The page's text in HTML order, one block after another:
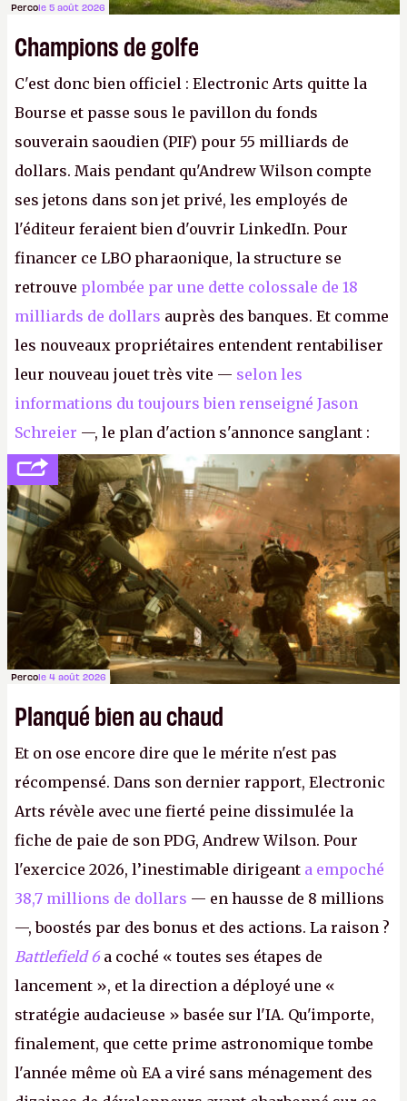
Percole 5 août 2026
Champions de golfe
C'est donc bien officiel : Electronic Arts quitte la
Bourse et passe sous le pavillon du fonds
souverain saoudien (PIF) pour 55 milliards de
dollars. Mais pendant qu'Andrew Wilson compte
ses jetons dans son jet privé, les employés de
l'éditeur feraient bien d'ouvrir LinkedIn. Pour
financer ce LBO pharaonique, la structure se
retrouve plombée par une dette colossale de 18
milliards de dollars auprès des banques. Et comme
les nouveaux propriétaires entendent rentabiliser
leur nouveau jouet très vite — selon les
informations du toujours bien renseigné Jason
Schreier —, le plan d'action s'annonce sanglant :
réductions de coûts drastiques, fermetures de
studios et licenciements massifs. En gros, essorer
FCetBattlefield, puis virer le reste.P.
Percole 4 août 2026
Planqué bien au chaud
Et on ose encore dire que le mérite n'est pas
récompensé. Dans son dernier rapport, Electronic
Arts révèle avec une fierté peine dissimulée la
fiche de paie de son PDG, Andrew Wilson. Pour
l'exercice 2026, l’inestimable dirigeant a empoché
38,7 millions de dollars — en hausse de 8 millions
—, boostés par des bonus et des actions. La raison ?
Battlefield 6 a coché « toutes ses étapes de
lancement », et la direction a déployé une «
stratégie audacieuse » basée sur l'IA. Qu'importe,
finalement, que cette prime astronomique tombe
l'année même où EA a viré sans ménagement des